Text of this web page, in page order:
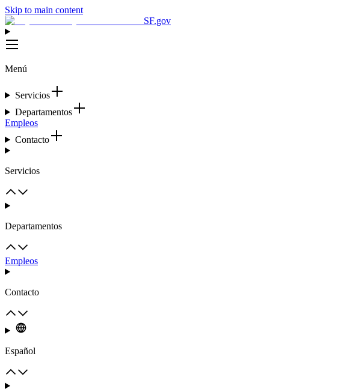
Skip to main content
SF.gov
Menú
Servicios
Departamentos
Empleos
Contacto
Servicios
Departamentos
Empleos
Contacto
Español